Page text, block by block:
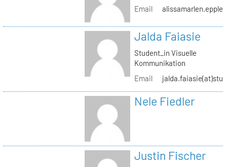
Email
Jalda Faiasie
Student_in Visuelle
Kommunikation
Email
Nele Fiedler
Justin Fischer